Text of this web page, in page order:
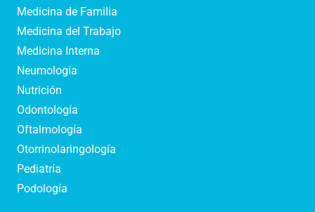
Medicina de Familia
Medicina del Trabajo
Medicina Interna
Neumología
Nutrición
Odontología
Oftalmología
Otorrinolaringología
Pediatría
Podología